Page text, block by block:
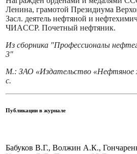
Ленина, грамотой Президиума
Засл. деятель нефтяной и
ЧИACCP. Почетный нефтяник.
Из сборника "Профессионалы
3"
М.: ЗАО «Издательство «Нефтяное
с.
Публикации в журнале
Бабуков В.Г., Волжин А.К.,